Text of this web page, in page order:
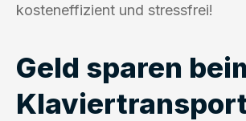
kosteneffizient und stressfrei!
Geld sparen